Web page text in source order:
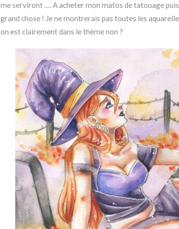
me serviront …. A acheter mon matos de tatouage
grand chose ! Je ne montrerais pas toutes les
on est clairement dans le thème non ?